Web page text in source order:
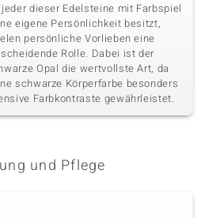
jeder dieser Edelsteine mit Farbspiel
eigene Persönlichkeit besitzt,
persönliche Vorlieben eine
Rolle. Dabei ist der
Opal die wertvollste Art, da
schwarze Körperfarbe besonders
Farbkontraste gewährleistet.
und Pflege